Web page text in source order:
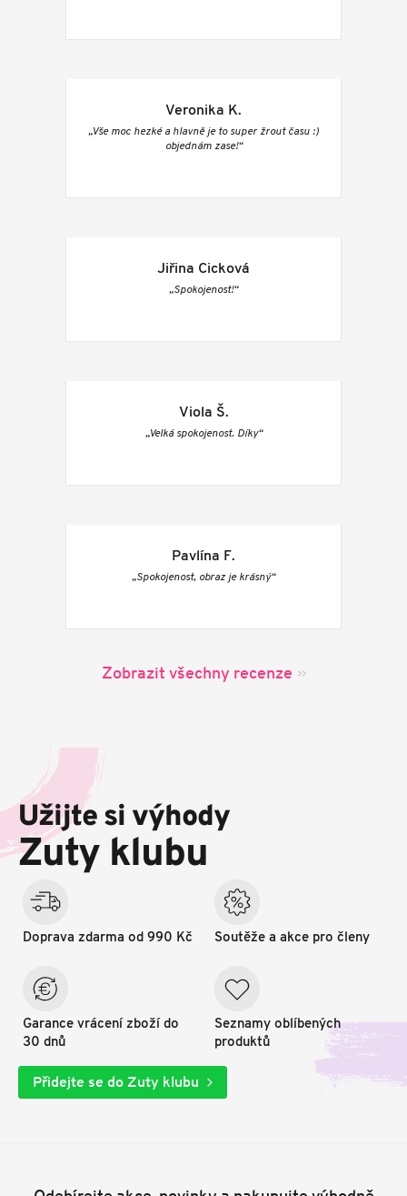
Veronika K.
„Vše moc hezké a hlavně je to super žrout času :)
objednám zase!“
Jiřina Cicková
„Spokojenost!“
Viola Š.
„Velká spokojenost. Díky“
Pavlína F.
„Spokojenost, obraz je krásný“
Zobrazit všechny recenze
a
í
Užijte si výhody
Zuty klubu
Doprava zdarma od 990 Kč
Garance vrácení zboží do
30 dnů
Soutěže a akce pro členy
Seznamy oblíbených
produktů
Přidejte se do Zuty klubu